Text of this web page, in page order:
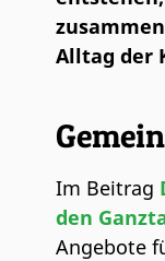
Alltag der
Im Beitrag
den
Angebote